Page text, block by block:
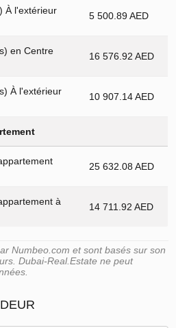
À l'extérieur
5 500.89 AED
en Centre
16 576.92 AED
À l'extérieur
10 907.14 AED
25 632.08 AED
à
14 711.92 AED
Numbeo.com et sont basés sur son
Dubai-Real.Estate ne peut